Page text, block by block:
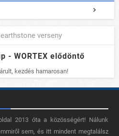
verseny
- WORTEX elődöntő
kezdés hamarosan!
2013 óta a közösségért! Nálunk
sem, és itt mindent megtalálsz